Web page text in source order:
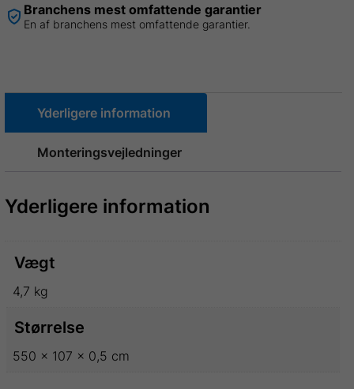
Branchens mest omfattende garantier
En af branchens mest omfattende garantier.
Yderligere information
Monteringsvejledninger
Yderligere information
Vægt
4,7 kg
Størrelse
550 × 107 × 0,5 cm